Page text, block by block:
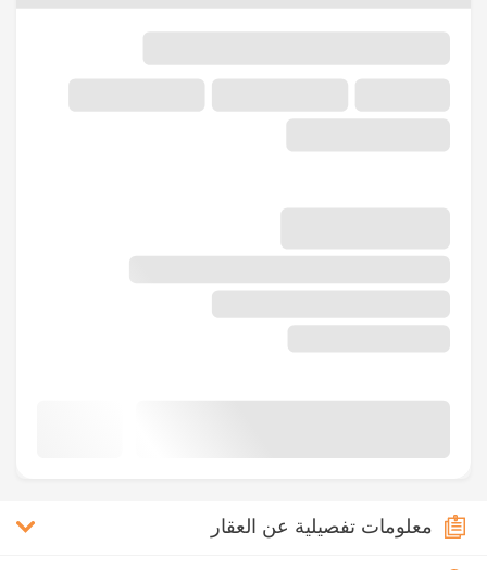
معلومات تفصيلية عن العقار